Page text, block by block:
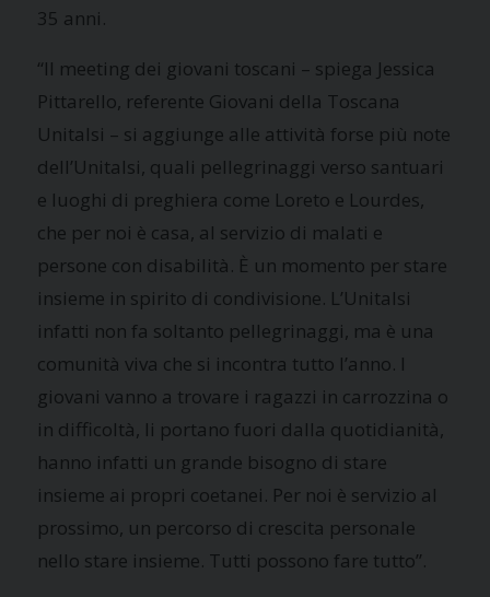
35 anni.
“Il meeting dei giovani toscani – spiega Jessica
Pittarello, referente Giovani della Toscana
Unitalsi – si aggiunge alle attività forse più note
dell’Unitalsi, quali pellegrinaggi verso santuari
e luoghi di preghiera come Loreto e Lourdes,
che per noi è casa, al servizio di malati e
persone con disabilità. È un momento per stare
insieme in spirito di condivisione. L’Unitalsi
infatti non fa soltanto pellegrinaggi, ma è una
comunità viva che si incontra tutto l’anno. I
giovani vanno a trovare i ragazzi in carrozzina o
in difficoltà, li portano fuori dalla quotidianità,
hanno infatti un grande bisogno di stare
insieme ai propri coetanei. Per noi è servizio al
prossimo, un percorso di crescita personale
nello stare insieme. Tutti possono fare tutto”.